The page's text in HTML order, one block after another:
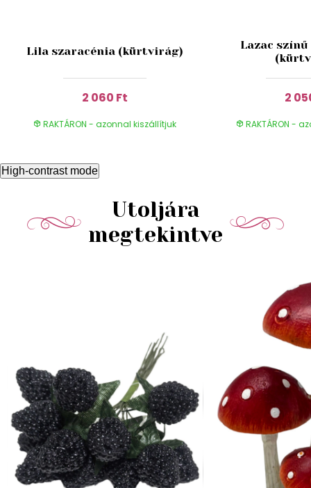
Lila szaracénia (kürtvirág)
2 060 Ft
RAKTÁRON - azonnal kiszállítjuk
Lazac
2
RAKTÁRON -
High-contrast mode
Utoljára
megtekintve